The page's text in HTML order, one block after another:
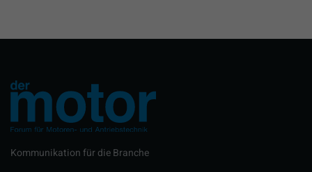
Kommunikation für die Branche